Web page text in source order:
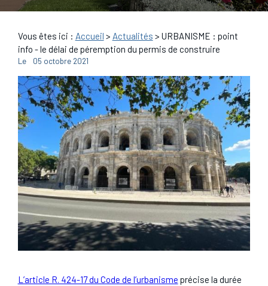
Vous êtes ici : Accueil > Actualités > URBANISME : point
info - le délai de péremption du permis de construire
Le 05 octobre 2021
L’article R. 424-17 du Code de l’urbanisme précise la durée